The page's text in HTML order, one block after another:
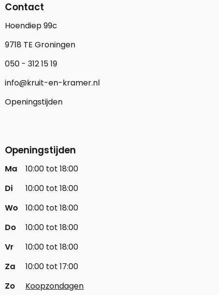
Contact
Hoendiep 99c
9718 TE Groningen
050 - 312 15 19
info@kruit-en-kramer.nl
Openingstijden
Openingstijden
Ma
10:00 tot 18:00
Di
10:00 tot 18:00
Wo
10:00 tot 18:00
Do
10:00 tot 18:00
Vr
10:00 tot 18:00
Za
10:00 tot 17:00
Zo
Koopzondagen